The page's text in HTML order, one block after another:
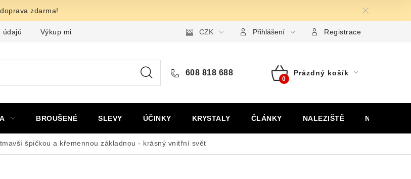
zdarma!
údajů Výkup minerálů a drahých kamenů Formulář pro uplatnění reklamace Formulář pro odstoupení
CZK Přihlášení Registrace
608 818 688
Nákupní
Prázdný košík
BROUŠENÉ SLEVY ÚČINKY KRYSTALY ČLÁNKY NALEZIŠTĚ NÁŠ PŘÍBĚH
špičkou a křemennou základnou - krásný vnitřní svět